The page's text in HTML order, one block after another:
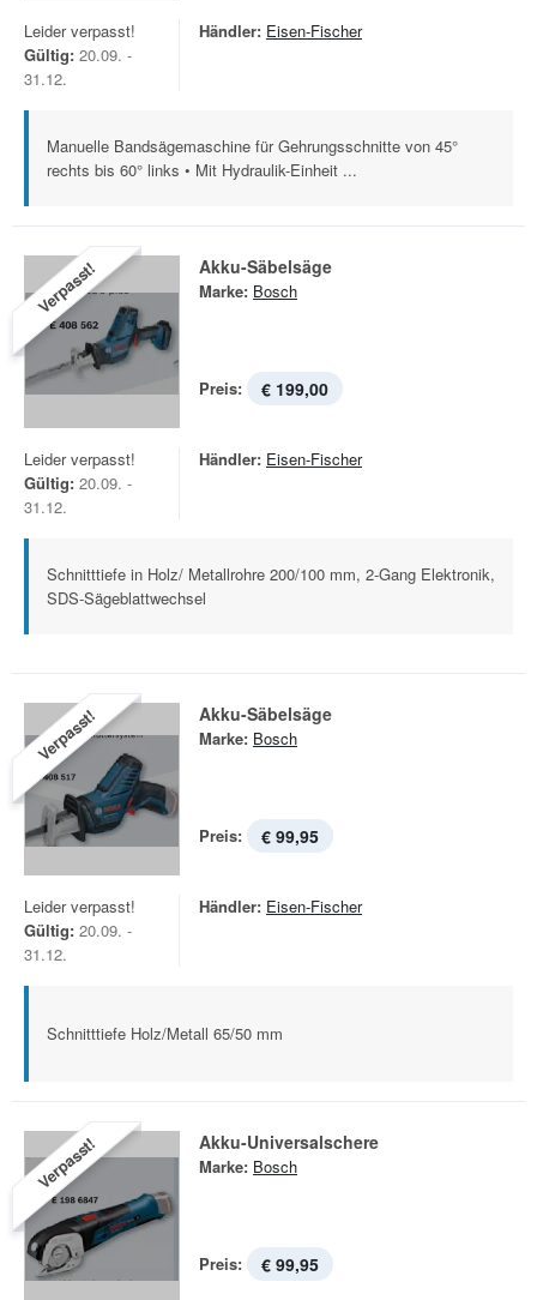
Leider verpasst!
Gültig: 20.09. -
31.12.
Händler: Eisen-Fischer
Manuelle Bandsägemaschine für Gehrungsschnitte von 45°
rechts bis 60° links • Mit Hydraulik-Einheit ...
Verpasst! Akku-Säbelsäge
Marke: Bosch
Preis: € 199,00
Leider verpasst!
Gültig: 20.09. -
31.12.
Händler: Eisen-Fischer
Schnitttiefe in Holz/ Metallrohre 200/100 mm, 2-Gang Elektronik,
SDS-Sägeblattwechsel
Verpasst! Akku-Säbelsäge
Marke: Bosch
Preis: € 99,95
Leider verpasst!
Gültig: 20.09. -
31.12.
Händler: Eisen-Fischer
Schnitttiefe Holz/Metall 65/50 mm
Verpasst! Akku-Universalschere
Marke: Bosch
Preis: € 99,95